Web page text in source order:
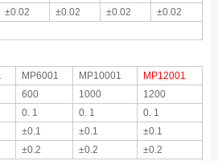
±0.02 ±0.02 ±0.02
±0.02
MP6001 MP10001
MP12001
600 1000
1200
0. 1 0. 1
0. 1
±0.1 ±0.1
±0.1
±0.2 ±0.2
±0.2